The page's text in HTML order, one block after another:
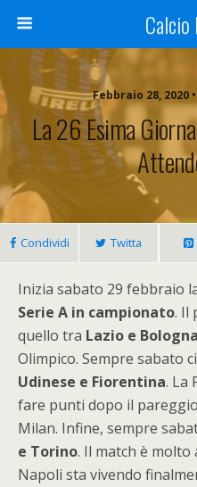
Febbraio 28, 2020
La 26 Esima
Condividi Twitta
Inizia sabato 29 febbraio
Serie A in campionato. Il
quello tra Lazio e Bologna
Olimpico. Sempre sabato
Udinese e Fiorentina. La
fare punti dopo il
Milan. Infine, sempre
e Torino. Il match è molto
Napoli sta vivendo